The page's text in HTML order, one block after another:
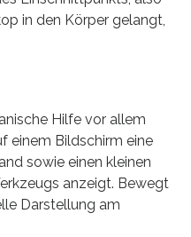
in den Körper gelangt,
Hilfe vor allem
einem Bildschirm eine
sowie einen kleinen
anzeigt. Bewegt
Darstellung am